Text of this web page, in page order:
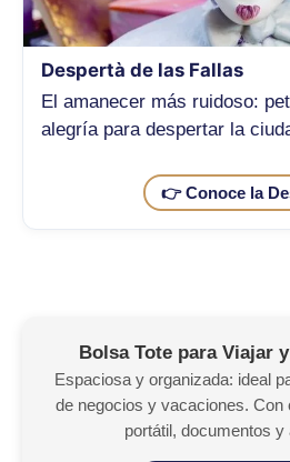
Despertà de las Fallas
El amanecer más ruidoso:
alegría para despertar la
👉 Conoce la
Bolsa Tote para Viajar
Espaciosa y organizada: ideal
de negocios y vacaciones. Con
portátil, documentos